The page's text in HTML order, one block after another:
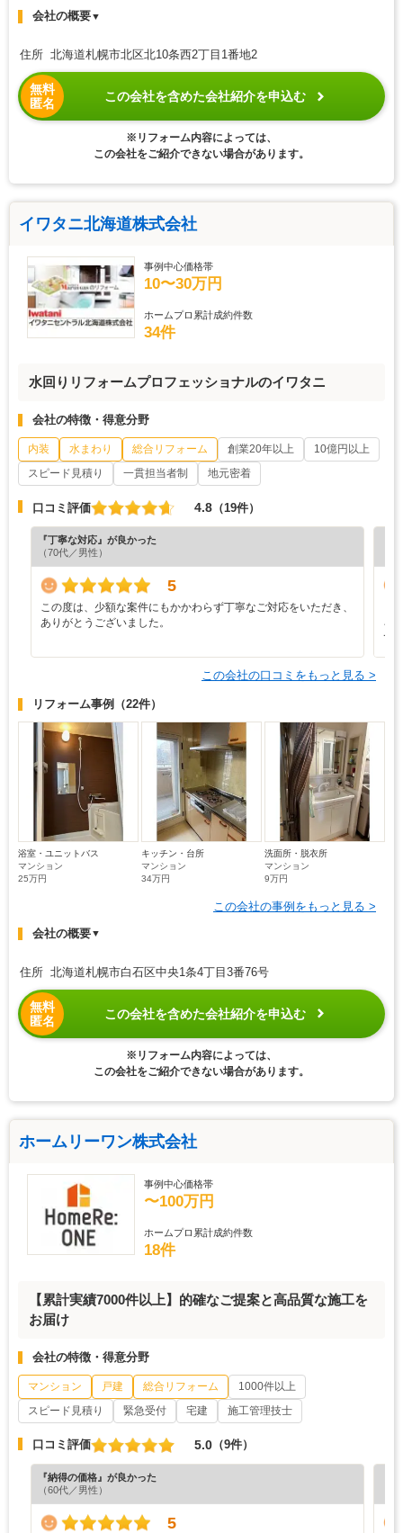
会社の概要▼
住所 北海道札幌市北区北10条西2丁目1番地2
無料
匿名
この会社を含めた会社紹介を申込む
※リフォーム内容によっては、
この会社をご紹介できない場合があります。
イワタニ北海道株式会社
事例中心価格帯
10〜30万円
ホームプロ累計成約件数
34件
水回りリフォームプロフェッショナルのイワタニ
会社の特徴・得意分野
内装 水まわり 総合リフォーム 創業20年以上
10億円以上
スピード見積り
一貫担当者制 地元密着
口コミ評価 4.8 （19件）
『丁寧な対応』が良かった
（70代／男性）
5
この度は、少額な案件にもかかわらず丁寧なご対応をいただき、
ありがとうございました。
ろ
て
この会社の口コミをもっと見る >
リフォーム事例 （22件）
浴室・ユニットバス
マンション
25万円
キッチン・台所
マンション
34万円
洗面所・脱衣所
マンション
9万円
この会社の事例をもっと見る >
会社の概要▼
住所 北海道札幌市白石区中央1条4丁目3番76号
無料
匿名
この会社を含めた会社紹介を申込む
※リフォーム内容によっては、
この会社をご紹介できない場合があります。
ホームリーワン株式会社
事例中心価格帯
〜100万円
ホームプロ累計成約件数
18件
【累計実績7000件以上】的確なご提案と高品質な施工を
お届け
会社の特徴・得意分野
マンション 戸建 総合リフォーム
1000件以上
スピード見積り
緊急受付 宅建 施工管理技士
口コミ評価 5.0 （9件）
『納得の価格』が良かった
（60代／男性）
5